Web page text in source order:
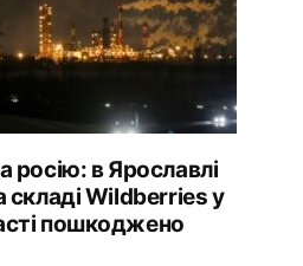
росію: в Ярославлі
складі Wildberries у
пошкоджено